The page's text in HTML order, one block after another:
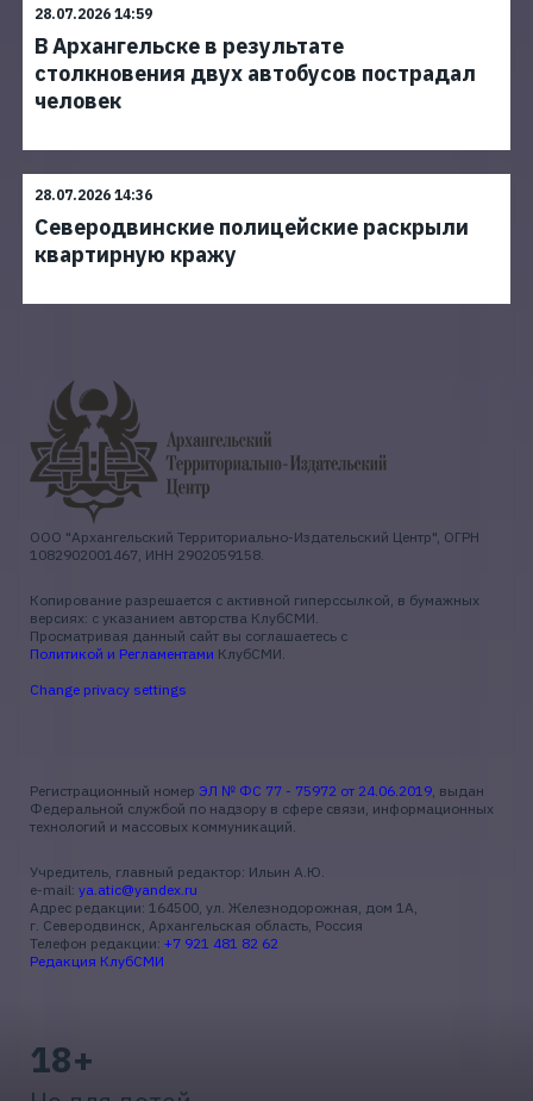
28.07.2026 14:59
В Архангельске в результате
столкновения двух автобусов пострадал
человек
28.07.2026 14:36
Северодвинские полицейские раскрыли
квартирную кражу
ООО "Архангельский Территориально-Издательский Центр", ОГРН
1082902001467, ИНН 2902059158.
Копирование разрешается с активной гиперссылкой, в бумажных
версиях: с указанием авторства КлубСМИ.
Просматривая данный сайт вы соглашаетесь с
Политикой и Регламентами КлубСМИ.
Change privacy settings
Регистрационный номер ЭЛ № ФС 77 - 75972 от 24.06.2019, выдан
Федеральной службой по надзору в сфере связи, информационных
технологий и массовых коммуникаций.
Учредитель, главный редактор: Ильин А.Ю.
e-mail: ya.atic@yandex.ru
Адрес редакции: 164500, ул. Железнодорожная, дом 1А,
г. Северодвинск, Архангельская область, Россия
Телефон редакции: +7 921 481 82 62
Редакция КлубСМИ
18+